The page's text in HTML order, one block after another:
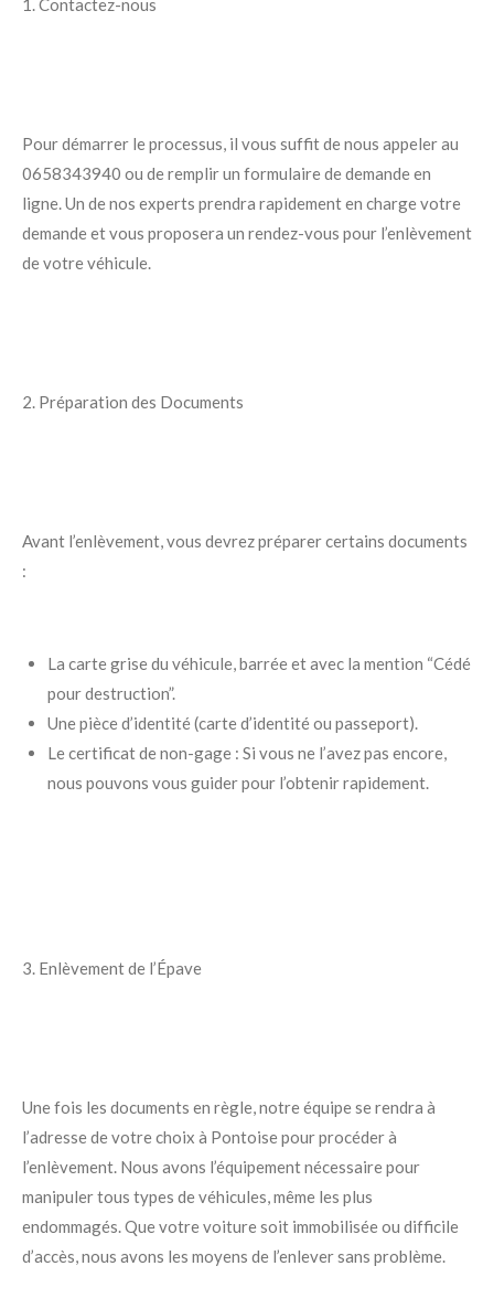
1. Contactez-nous
Pour démarrer le processus, il vous suffit de nous appeler au
0658343940 ou de remplir un formulaire de demande en
ligne. Un de nos experts prendra rapidement en charge votre
demande et vous proposera un rendez-vous pour l’enlèvement
de votre véhicule.
2. Préparation des Documents
Avant l’enlèvement, vous devrez préparer certains documents
:
La carte grise du véhicule, barrée et avec la mention “Cédé
pour destruction”.
Une pièce d’identité (carte d’identité ou passeport).
Le certificat de non-gage : Si vous ne l’avez pas encore,
nous pouvons vous guider pour l’obtenir rapidement.
3. Enlèvement de l’Épave
Une fois les documents en règle, notre équipe se rendra à
l’adresse de votre choix à Pontoise pour procéder à
l’enlèvement. Nous avons l’équipement nécessaire pour
manipuler tous types de véhicules, même les plus
endommagés. Que votre voiture soit immobilisée ou difficile
d’accès, nous avons les moyens de l’enlever sans problème.